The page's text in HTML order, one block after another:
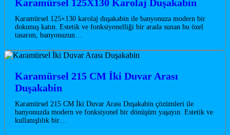
Karamürsel 125X130 Karolaj Duşakabin
Karamürsel 125×130 karolaj duşakabin ile banyonuza modern bir
dokunuş katın. Estetik ve fonksiyonelliği bir arada sunan bu özel
tasarım, banyonuzun…
Karamürsel 215 CM İki Duvar Arası
Duşakabin
Karamürsel 215 CM İki Duvar Arası Duşakabin çözümleri ile
banyonuzda modern ve fonksiyonel bir dönüşüm yaşayın. Estetik ve
kullanışlılık bir…